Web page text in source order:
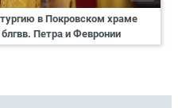
в Покровском храме
Петра и Февронии